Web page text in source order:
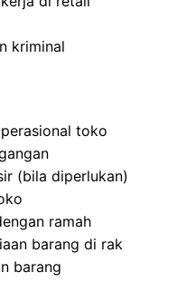
kriminal
toko
(bila diperlukan)
ramah
barang di rak
barang